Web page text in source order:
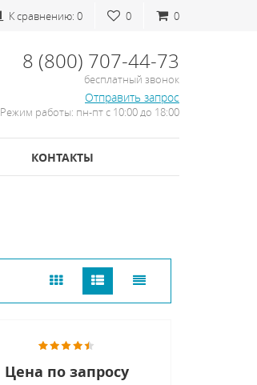
0
0
К сравнению: 0
8 (800) 707-44-73
бесплатный звонок
Отправить запрос
Режим работы: пн-пт с 10:00 до 18:00
КОНТАКТЫ
Цена по запросу